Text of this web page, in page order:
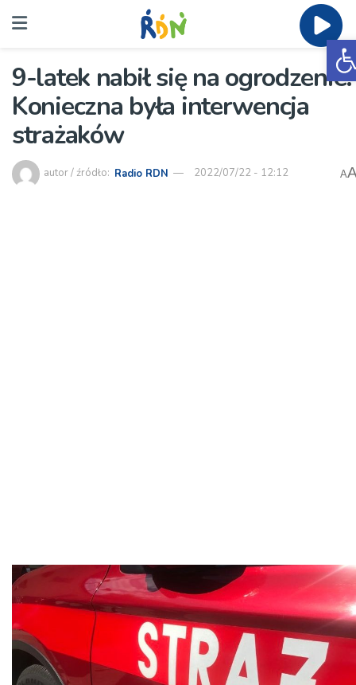
9-latek nabił się na ogrodzenie.
Konieczna była interwencja
strażaków
autor / źródło: Radio RDN 2022/07/22 - 12:12 A